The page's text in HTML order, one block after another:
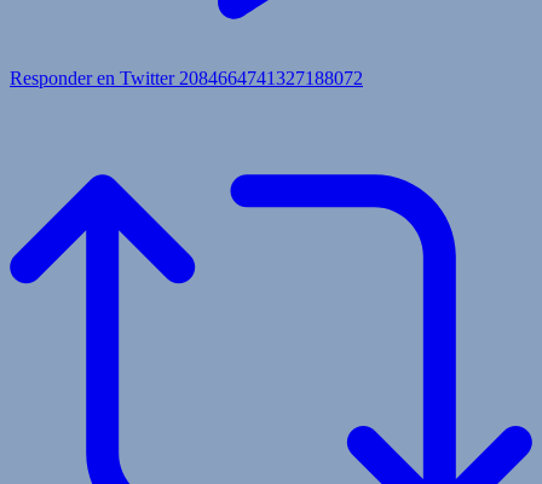
Responder en Twitter 2084664741327188072